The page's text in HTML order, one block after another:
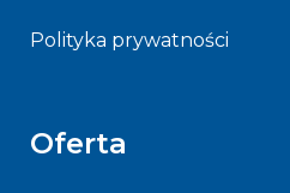
Polityka prywatności
Oferta